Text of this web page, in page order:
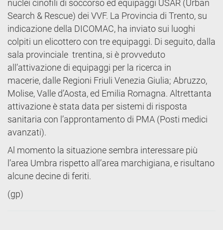
nuclei cinofili di soccorso ed equipaggi USAR (Urban
Search & Rescue) dei VVF. La Provincia di Trento, su
indicazione della DICOMAC, ha inviato sui luoghi
colpiti un elicottero con tre equipaggi. Di seguito, dalla
sala provinciale trentina, si è provveduto
all’attivazione di equipaggi per la ricerca in
macerie, dalle Regioni Friuli Venezia Giulia; Abruzzo,
Molise, Valle d’Aosta, ed Emilia Romagna. Altrettanta
attivazione è stata data per sistemi di risposta
sanitaria con l’approntamento di PMA (Posti medici
avanzati).
Al momento la situazione sembra interessare più
l’area Umbra rispetto all’area marchigiana, e risultano
alcune decine di feriti.
(gp)